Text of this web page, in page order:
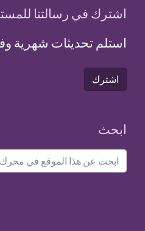
اشترك في رسالتنا
استلم تحديثات شهرية
اشترك
ابحث